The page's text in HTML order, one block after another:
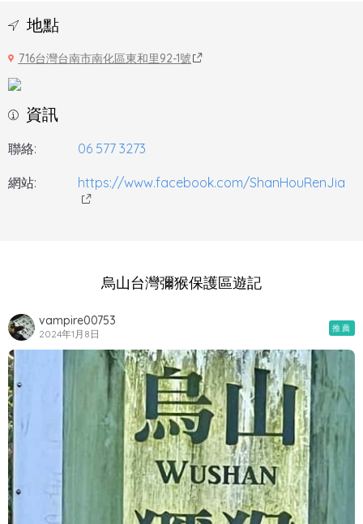
地點
716台灣台南市南化區東和里92-1號
資訊
聯絡: 06 577 3273
網站: https://www.facebook.com/ShanHouRenJia
烏山台灣彌猴保護區遊記
vampire00753
2024年1月8日 推薦